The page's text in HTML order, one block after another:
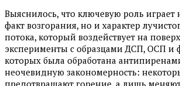
Выяснилось, что ключевую роль играет
факт возгорания, но и характер
потока, который воздействует на
эксперименты с образцами ДСП, ОСП и
которых была обработана
неочевидную закономерность: